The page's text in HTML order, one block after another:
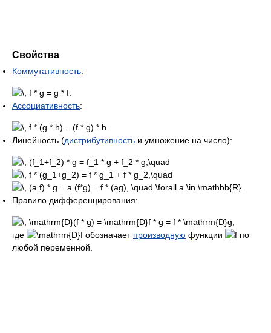
Свойства
Коммутативность:
Ассоциативность:
Линейность (дистрибутивность и умножение на число):
Правило дифференцирования:
где
обозначает производную функции
по
любой переменной.